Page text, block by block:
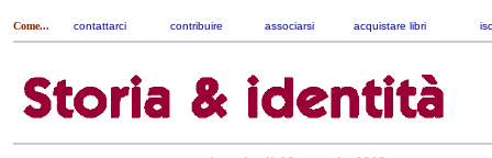
Come... contattarci contribuire associarsi acquistare libri